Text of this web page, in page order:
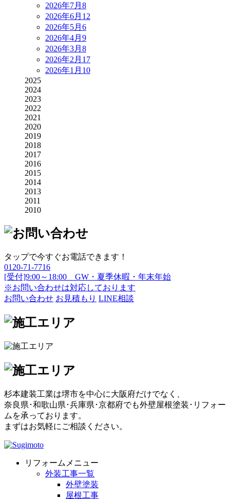
2026年7月 8
2026年6月 12
2026年5月 6
2026年4月 9
2026年3月 8
2026年2月 17
2026年1月 10
2025
2024
2023
2022
2021
2020
2019
2018
2017
2016
2015
2014
2013
2011
2010
タップで今すぐお電話できます！
0120-71-7716
[受付]9:00～18:00 GW・夏季休暇・年末年始
※お問い合わせは対応しております
お問い合わせ お見積もり LINE相談
杉本建装工業は堺市を中心に大阪府だけでなく、
奈良県･和歌山県･兵庫県･京都府でも外壁屋根塗装･リフォー
ムを承っております。
まずはお気軽にご相談ください。
リフォームメニュー
外装工事一覧
外壁塗装
屋根工事